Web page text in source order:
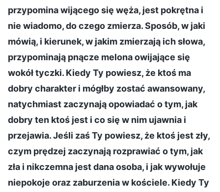
przypomina wijącego się węża, jest pokrętna i
nie wiadomo, do czego zmierza. Sposób, w jaki
mówią, i kierunek, w jakim zmierzają ich słowa,
przypominają pnącze melona owijające się
wokół tyczki. Kiedy Ty powiesz, że ktoś ma
dobry charakter i mógłby zostać awansowany,
natychmiast zaczynają opowiadać o tym, jak
dobry ten ktoś jest i co się w nim ujawnia i
przejawia. Jeśli zaś Ty powiesz, że ktoś jest zły,
czym prędzej zaczynają rozprawiać o tym, jak
zła i nikczemna jest dana osoba, i jak wywołuje
niepokoje oraz zaburzenia w kościele. Kiedy Ty